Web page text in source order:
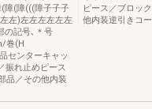
(障(障(((障子子子
左)左左左左左左
の記号､＊号
巻(H
センターキャッ
振れ止めピース
品／その他内装
ピース／ブロッ
他内装逆引きコ